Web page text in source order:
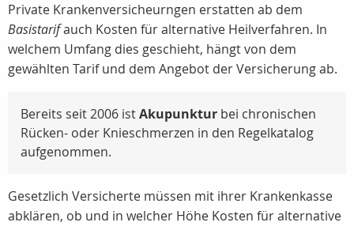
Private Krankenversicheurngen erstatten ab dem
Basistarifauch Kosten für alternative Heilverfahren. In
welchem Umfang dies geschieht, hängt von dem
gewählten Tarif und dem Angebot der Versicherung ab.
Bereits seit 2006 istAkupunktur bei chronischen
Rücken- oder Knieschmerzen in den Regelkatalog
aufgenommen.
Gesetzlich Versicherte müssen mit ihrer Krankenkasse
abklären, ob und in welcher Höhe Kosten für alternative